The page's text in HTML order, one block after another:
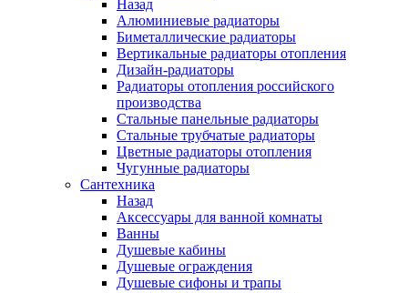
Назад
Алюминиевые радиаторы
Биметаллические радиаторы
Вертикальные радиаторы отопления
Дизайн-радиаторы
Радиаторы отопления российского
производства
Стальные панельные радиаторы
Стальные трубчатые радиаторы
Цветные радиаторы отопления
Чугунные радиаторы
Сантехника
Назад
Аксессуары для ванной комнаты
Ванны
Душевые кабины
Душевые ограждения
Душевые сифоны и трапы